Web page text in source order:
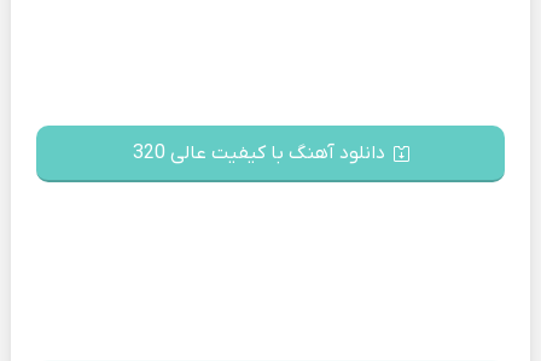
دانلود آهنگ با کیفیت عالی 320